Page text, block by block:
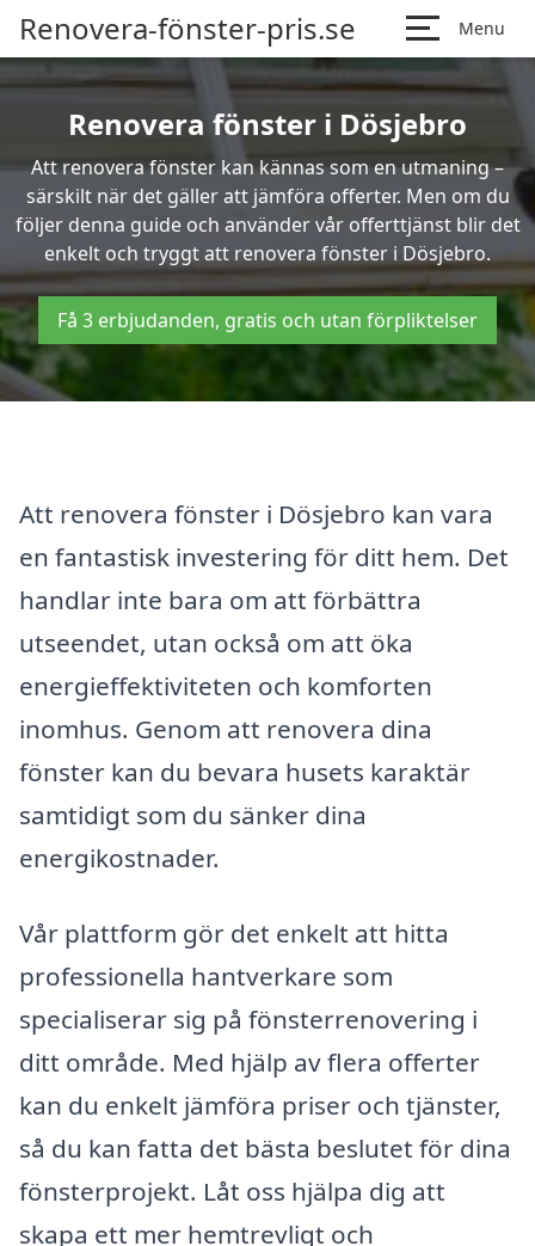
Renovera-fönster-pris.se Menu
Renovera fönster i Dösjebro
Att renovera fönster kan kännas som en utmaning –
särskilt när det gäller att jämföra offerter. Men om du
följer denna guide och använder vår offerttjänst blir det
enkelt och tryggt att renovera fönster i Dösjebro.
Få 3 erbjudanden, gratis och utan förpliktelser
Att renovera fönster i Dösjebro kan vara
en fantastisk investering för ditt hem. Det
handlar inte bara om att förbättra
utseendet, utan också om att öka
energieffektiviteten och komforten
inomhus. Genom att renovera dina
fönster kan du bevara husets karaktär
samtidigt som du sänker dina
energikostnader.
Vår plattform gör det enkelt att hitta
professionella hantverkare som
specialiserar sig på fönsterrenovering i
ditt område. Med hjälp av flera offerter
kan du enkelt jämföra priser och tjänster,
så du kan fatta det bästa beslutet för dina
fönsterprojekt. Låt oss hjälpa dig att
skapa ett mer hemtrevligt och